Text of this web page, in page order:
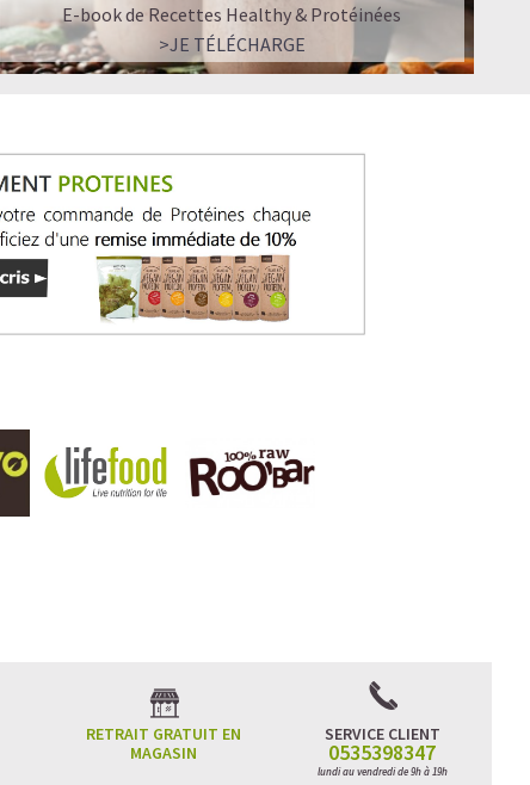
E-book de Recettes Healthy & Protéinées
>JE TÉLÉCHARGE
RETRAIT GRATUIT EN
MAGASIN
SERVICE CLIENT
0535398347
lundi au vendredi de 9h à 19h